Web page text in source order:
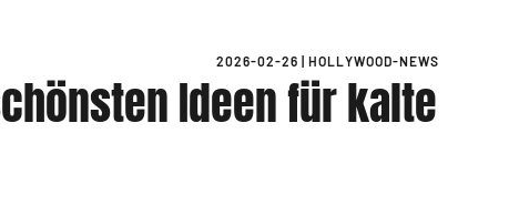
2026-02-26 HOLLYWOOD-NEWS
Ideen für kalte